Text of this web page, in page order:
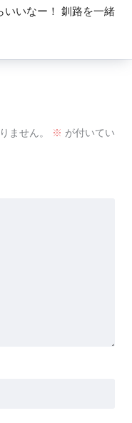
いいなー！ 釧路を一緒
ません。 ※ が付いてい